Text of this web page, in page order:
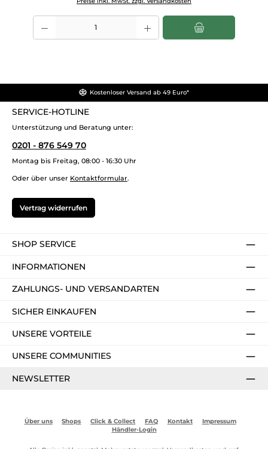
Produkt Anzahl: Gib den gewünschten Wert ein oder benutze die
Kostenloser Versand ab 49 Euro*
SERVICE-HOTLINE
Unterstützung und Beratung unter:
0201 - 876 549 70
Montag bis Freitag, 08:00 - 16:30 Uhr
Oder über unser Kontaktformular.
Vertrag widerrufen
SHOP SERVICE
INFORMATIONEN
ZAHLUNGS- UND VERSANDARTEN
SICHER EINKAUFEN
UNSERE VORTEILE
UNSERE COMMUNITIES
NEWSLETTER
Über uns Shops Click & Collect FAQ Kontakt
Impressum
Händler-Login